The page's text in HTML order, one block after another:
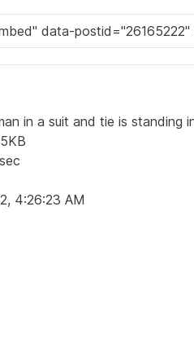
in a suit and tie is
4:26:23 AM